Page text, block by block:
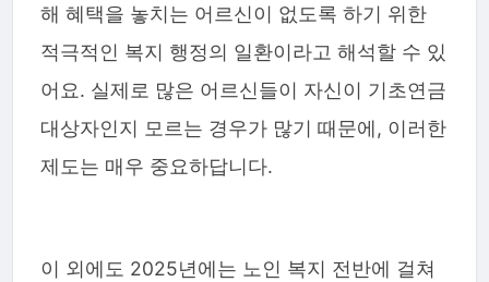
해 혜택을 놓치는 어르신이 없도록 하기 위한
적극적인 복지 행정의 일환이라고 해석할 수 있
어요. 실제로 많은 어르신들이 자신이 기초연금
대상자인지 모르는 경우가 많기 때문에, 이러한
제도는 매우 중요하답니다.
이 외에도 2025년에는 노인 복지 전반에 걸쳐